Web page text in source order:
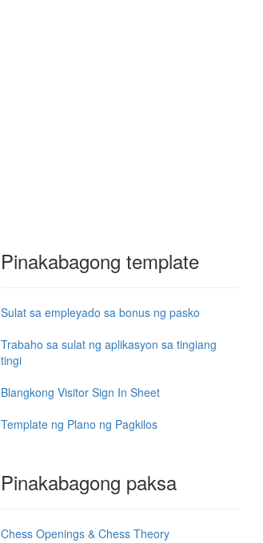
Pinakabagong template
Sulat sa empleyado sa bonus ng pasko
Trabaho sa sulat ng aplikasyon sa tingiang
tingi
Blangkong Visitor Sign In Sheet
Template ng Plano ng Pagkilos
Pinakabagong paksa
Chess Openings & Chess Theory